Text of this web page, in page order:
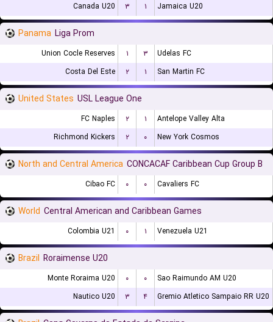
Canada U20
۳ ۱ Jamaica U20
Panama Liga Prom
Union Cocle Reserves ۱ ۳
Udelas FC
Costa Del Este
۲ ۱ San Martin FC
United States USL League One
FC Naples ۲ ۱
Antelope Valley Alta
Richmond Kickers
۲ ۰ New York Cosmos
North and Central America CONCACAF Caribbean Cup Group B
Cibao FC ۰ ۰ Cavaliers FC
World Central American and Caribbean Games
Colombia U21 ۰ ۱ Venezuela U21
Brazil Roraimense U20
Monte Roraima U20 ۰ ۰
Sao Raimundo AM U20
Nautico U20
۳ ۴ Gremio Atletico Sampaio RR U20